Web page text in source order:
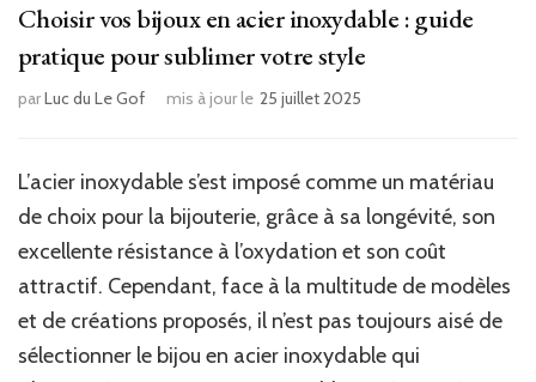
Choisir vos bijoux en acier inoxydable : guide
pratique pour sublimer votre style
parLuc du Le Gof mis à jour le 25 juillet 2025
L’acier inoxydable s’est imposé comme un matériau
de choix pour la bijouterie, grâce à sa longévité, son
excellente résistance à l’oxydation et son coût
attractif. Cependant, face à la multitude de modèles
et de créations proposés, il n’est pas toujours aisé de
sélectionner le bijou en acier inoxydable qui